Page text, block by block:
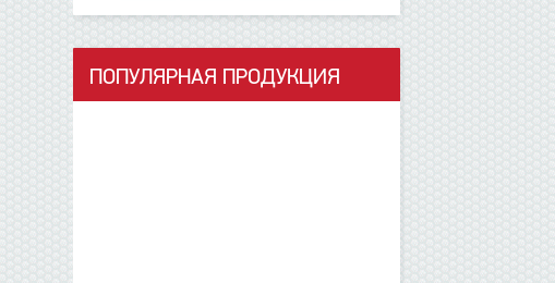
ПОПУЛЯРНАЯ ПРОДУКЦИЯ